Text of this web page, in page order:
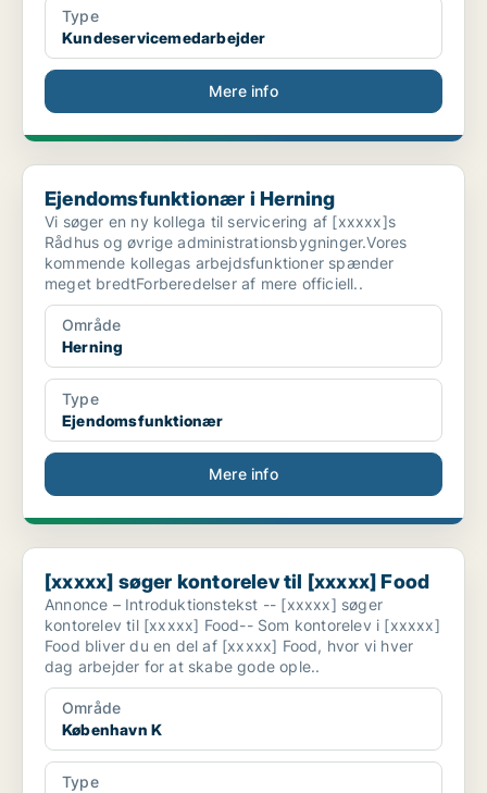
Type
Kundeservicemedarbejder
Mere info
Ejendomsfunktionær i Herning
Ejendomsfunktionær i Herning
Vi søger en ny kollega til servicering af [xxxxx]s
Rådhus og øvrige administrationsbygninger.Vores
kommende kollegas arbejdsfunktioner spænder
meget bredtForberedelser af mere officiell..
Område
Herning
Type
Ejendomsfunktionær
Mere info
[xxxxx] søger kontorelev til [xxxxx] Food
[xxxxx] søger kontorelev til [xxxxx] Food
Annonce – Introduktionstekst -- [xxxxx] søger
kontorelev til [xxxxx] Food-- Som kontorelev i [xxxxx]
Food bliver du en del af [xxxxx] Food, hvor vi hver
dag arbejder for at skabe gode ople..
Område
København K
Type